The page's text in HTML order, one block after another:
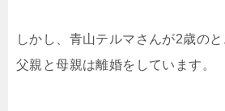
しかし、青山テルマさんが2歳のと
父親と母親は離婚をしています。